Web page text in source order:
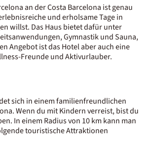
an der Costa Barcelona ist genau
und erholsame Tage in
willst. Das Haus bietet dafür unter
Gymnastik und Sauna,
Angebot ist das Hotel aber auch eine
Freunde und Aktivurlauber.
sich in einem familienfreundlichen
Wenn du mit Kindern verreist, bist du
In einem Radius von 10 km kann man
touristische Attraktionen